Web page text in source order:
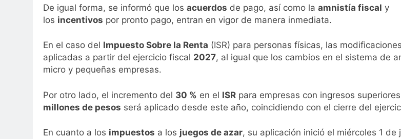
De igual forma, se informó que los acuerdos de pago, así como la amnistía fiscal y
los incentivos por pronto pago, entran en vigor de manera inmediata.
En el caso del Impuesto Sobre la Renta (ISR) para personas físicas, las
aplicadas a partir del ejercicio fiscal 2027, al igual que los cambios en el sistema de
micro y pequeñas empresas.
Por otro lado, el incremento del 30 % en el ISR para empresas con ingresos
millones de pesos será aplicado desde este año, coincidiendo con el cierre del
En cuanto a los impuestos a los juegos de azar, su aplicación inició el miércoles 1 de